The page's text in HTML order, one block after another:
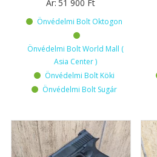
Ár: 51 900 Ft
Önvédelmi Bolt Oktogon
Önvédelmi Bolt World Mall (
Asia Center )
Önvédelmi Bolt Köki
Önvédelmi Bolt Sugár